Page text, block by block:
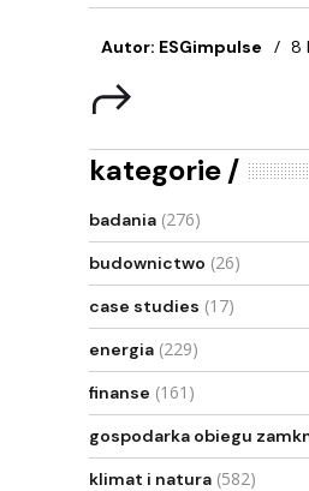
Autor: ESGimpulse 8
kategorie
badania (276)
budownictwo (26)
case studies (17)
energia (229)
finanse (161)
gospodarka obiegu
klimat i natura (582)